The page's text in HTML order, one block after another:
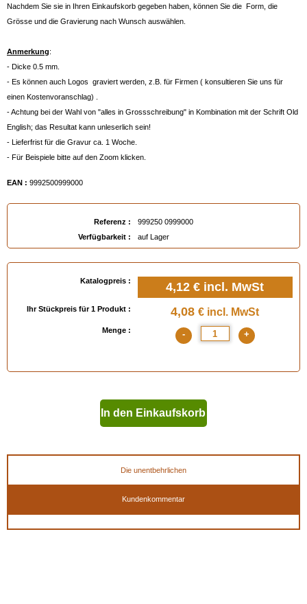
Nachdem Sie sie in Ihren Einkaufskorb gegeben haben, können Sie die Form, die
Grösse und die Gravierung nach Wunsch auswählen.
Anmerkung:
- Dicke 0.5 mm.
- Es können auch Logos graviert werden, z.B. für Firmen ( konsultieren Sie uns für
einen Kostenvoranschlag) .
- Achtung bei der Wahl von "alles in Grossschreibung" in Kombination mit der Schrift Old
English; das Resultat kann unleserlich sein!
- Lieferfrist für die Gravur ca. 1 Woche.
- Für Beispiele bitte auf den Zoom klicken.
EAN : 9992500999000
Referenz :
999250 0999000
Verfügbarkeit :
auf Lager
Katalogpreis : 4,12 € incl. MwSt
Ihr Stückpreis für 1 Produkt : 4,08 € incl. MwSt
Menge : - +
In den Einkaufskorb
Die unentbehrlichen
Kundenkommentar